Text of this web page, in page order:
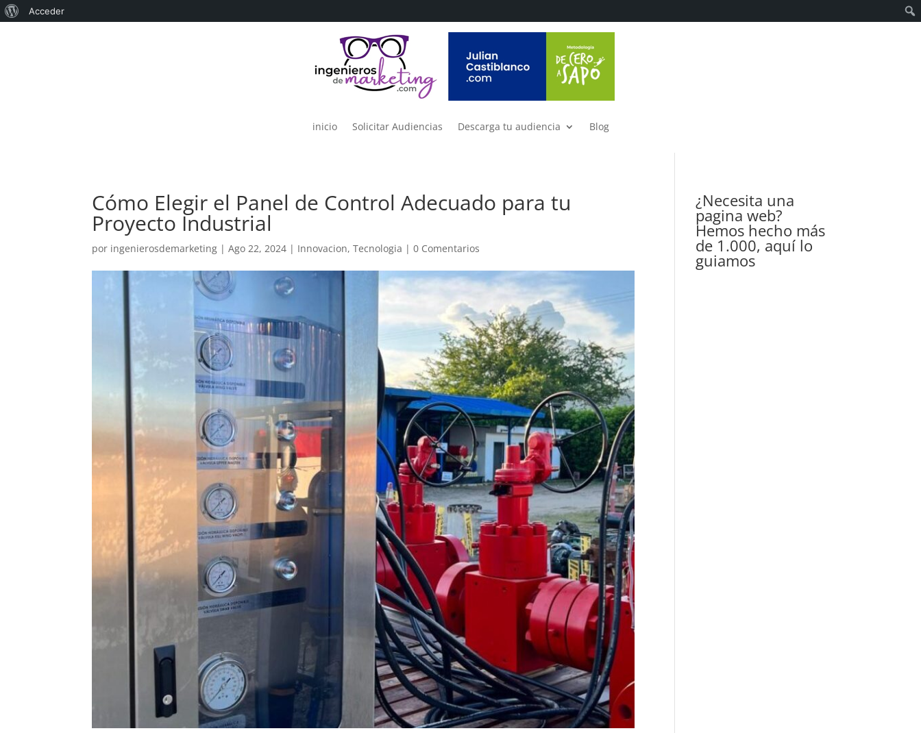
inicio Solicitar Audiencias Descarga tu audiencia Blog
Cómo Elegir el Panel de Control Adecuado para tu
Proyecto Industrial
por ingenierosdemarketing |Ago 22, 2024 | Innovacion,Tecnologia |0 Comentarios
¿Necesita una
pagina web?
Hemos hecho más
de 1.000, aquí lo
guiamos
Acerca
Acceder